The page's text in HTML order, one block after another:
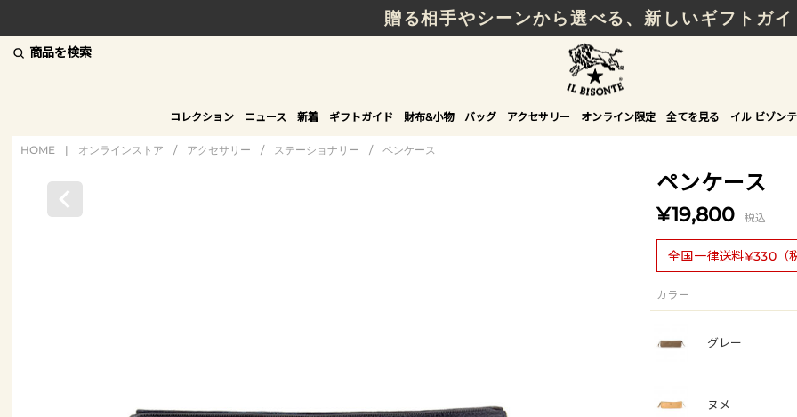
贈る相手やシーンから選べる、新しいギフトガイ
商品を検索
コレクション ニュース 新着 ギフトガイド 財布&小物 バッグ アクセサリー オンライン限定 全てを見る イル ビゾン
HOME | オンラインストア / アクセサリー / ステーショナリー / ペンケース
ペンケース
¥19,800 税込
全国一律送料¥330（
カラー
グレー
ヌメ